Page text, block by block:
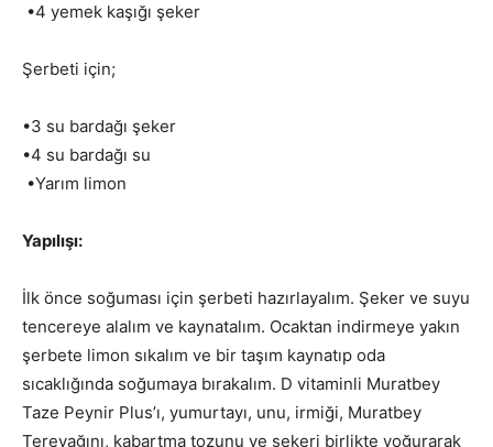
•4 yemek kaşığı şeker
Şerbeti için;
•3 su bardağı şeker
•4 su bardağı su
•Yarım limon
Yapılışı:
İlk önce soğuması için şerbeti hazırlayalım. Şeker ve suyu
tencereye alalım ve kaynatalım. Ocaktan indirmeye yakın
şerbete limon sıkalım ve bir taşım kaynatıp oda
sıcaklığında soğumaya bırakalım. D vitaminli Muratbey
Taze Peynir Plus’ı, yumurtayı, unu, irmiği, Muratbey
Tereyağını, kabartma tozunu ve şekeri birlikte yoğurarak